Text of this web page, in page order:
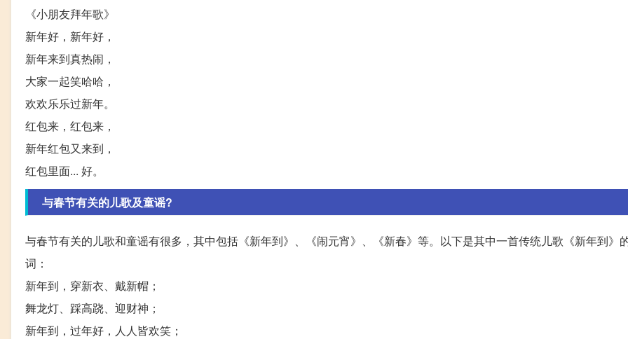
《小朋友拜年歌》
新年好，新年好，
新年来到真热闹，
大家一起笑哈哈，
欢欢乐乐过新年。
红包来，红包来，
新年红包又来到，
红包里面... 好。
与春节有关的儿歌及童谣?
与春节有关的儿歌和童谣有很多，其中包括《新年到》、《闹元宵》、《新春》等。以下是其中一首传统儿歌《新年到》
词：
新年到，穿新衣、戴新帽；
舞龙灯、踩高跷、迎财神；
新年到，过年好，人人皆欢笑；